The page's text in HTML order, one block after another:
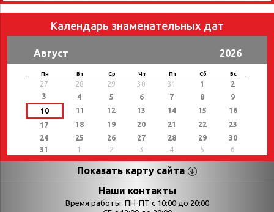
Календарь знаменательных дат
Август 2026
Пн Вт Ср Чт Пт Сб Вс
27 28 29 30 31 1
2
3
4 5 6 7 8
9
10
11 12 13 14 15
16
17
18 19 20 21 22
23
24
25 26 27 28 29
30
31
1 2 3 4 5 6
Показать карту сайта
Страницы Категории
Наши контакты
Время работы: ПН-ПТ с 10:00 до 20:00